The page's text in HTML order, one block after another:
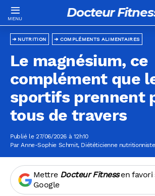
Docteur
COMPLÉMENTS ALIMENTAIRES
NUTRITION
Le magnésium, ce
complément que
sportifs prennent
tous de travers
Publié le 27/06/2026 à 12h10
ParAnne-Sophie Schmit, Diététicienne nutritionniste
Mettre Docteur Fitnessen favori
Google